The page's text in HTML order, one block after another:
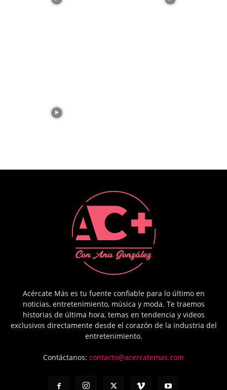
Acércate Más es tu fuente confiable para lo último en
noticias, entretenimiento, música y moda. Te traemos
historias de última hora, temas en tendencia y videos
exclusivos directamente desde el corazón de la industria del
entretenimiento.
Contáctanos: contacto@acercatemas.com